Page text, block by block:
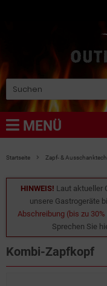
MENÜ
Startseite Zapf- &
HINWEIS! Laut aktueller
unsere Gastrogeräte
Abschreibung (bis zu
Sprechen Sie
Kombi-Zapfkopf